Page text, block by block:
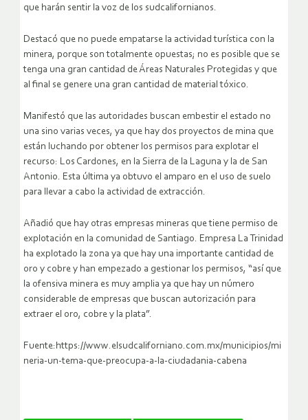
que harán sentir la voz de los sudcalifornianos.
Destacó que no puede empatarse la actividad turística con la
minera, porque son totalmente opuestas; no es posible que se
tenga una gran cantidad de Áreas Naturales Protegidas y que
al final se genere una gran cantidad de material tóxico.
Manifestó que las autoridades buscan embestir el estado no
una sino varias veces, ya que hay dos proyectos de mina que
están luchando por obtener los permisos para explotar el
recurso: Los Cardones, en la Sierra de la Laguna y la de San
Antonio. Esta última ya obtuvo el amparo en el uso de suelo
para llevar a cabo la actividad de extracción.
Añadió que hay otras empresas mineras que tiene permiso de
explotación en la comunidad de Santiago. Empresa La Trinidad
ha explotado la zona ya que hay una importante cantidad de
oro y cobre y han empezado a gestionar los permisos, “así que
la ofensiva minera es muy amplia ya que hay un número
considerable de empresas que buscan autorización para
extraer el oro, cobre y la plata”.
Fuente:https://www.elsudcaliforniano.com.mx/municipios/mi
neria-un-tema-que-preocupa-a-la-ciudadania-cabena